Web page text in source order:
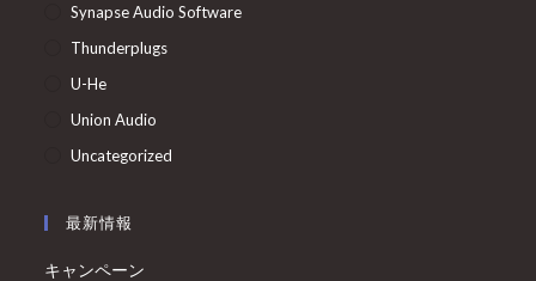
Synapse Audio Software
Thunderplugs
U-He
Union Audio
Uncategorized
最新情報
キャンペーン